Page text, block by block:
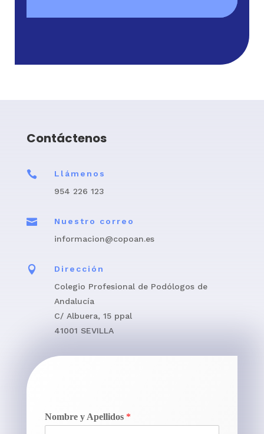
Contáctenos

Llámenos
954 226 123

Nuestro correo
informacion@copoan.es

Dirección
Colegio Profesional de Podólogos de
Andalucía
C/ Albuera, 15 ppal
41001 SEVILLA
Nombre y Apellidos *